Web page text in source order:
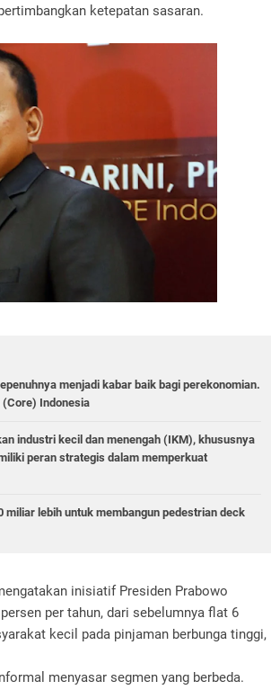
ketepatan sasaran.
menjadi kabar baik bagi perekonomian.
(Core) Indonesia
industri kecil dan menengah (IKM), khususnya
peran strategis dalam memperkuat
miliar lebih untuk membangun pedestrian deck
inisiatif Presiden Prabowo
per tahun, dari sebelumnya flat 6
kecil pada pinjaman berbunga tinggi,
menyasar segmen yang berbeda.